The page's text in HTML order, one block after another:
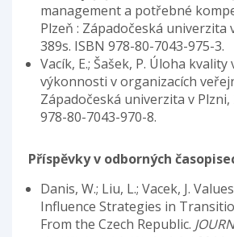
management a potřebné
Plzeň : Západočeská univerzita
389s. ISBN 978-80-7043-975-3.
Vacík, E.; Šašek, P. Úloha kvality
výkonnosti v organizacích
Západočeská univerzita v Plzni,
978-80-7043-970-8.
Příspěvky v odborných
Danis, W.; Liu, L.; Vacek, J.
Influence Strategies in
From the Czech Republic.